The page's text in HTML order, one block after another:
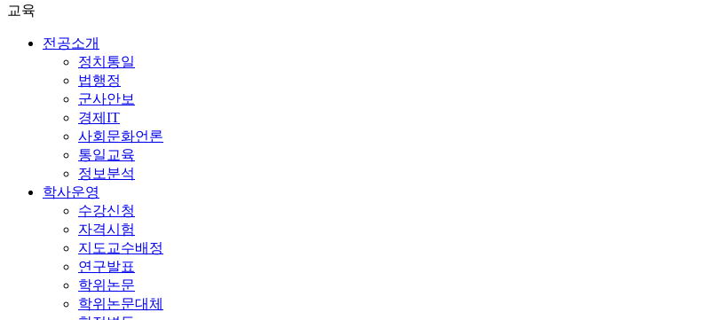
교육
전공소개
정치통일
법행정
군사안보
경제IT
사회문화언론
통일교육
정보분석
학사운영
수강신청
자격시험
지도교수배정
연구발표
학위논문
학위논문대체